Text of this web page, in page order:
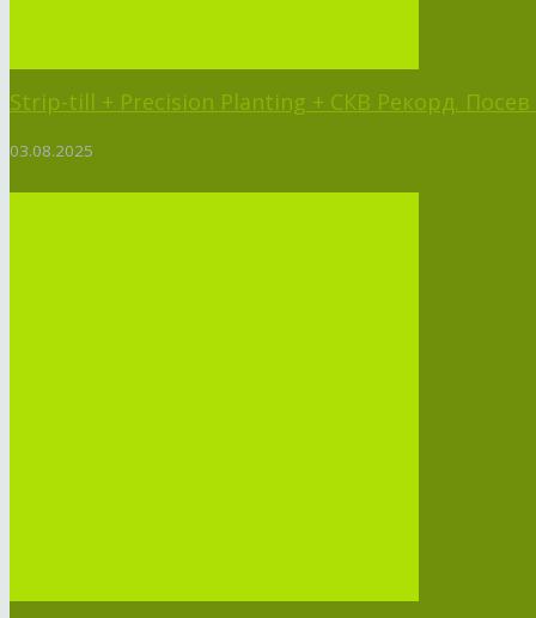
Strip-till + Precision Planting + СКВ Рекорд.
03.08.2025